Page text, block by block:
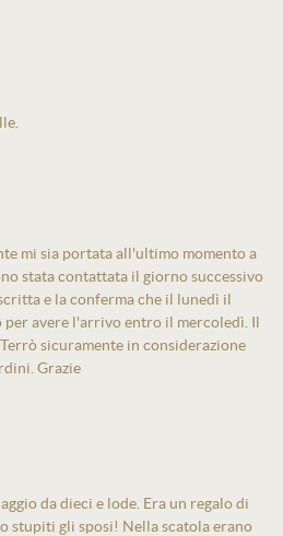
mi sia portata all'ultimo momento a
stata contattata il giorno successivo
e la conferma che il lunedì il
avere l'arrivo entro il mercoledì. Il
sicuramente in considerazione
Grazie
da dieci e lode. Era un regalo di
stupiti gli sposi! Nella scatola erano